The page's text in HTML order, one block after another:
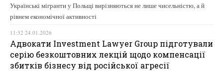
Українські мігранти у Польщі вирізняються не лише чисельністю, а й
рівнем економічної активності
11:32 24.01.2026
Адвокати Investment Lawyer Group підготували
серію безкоштовних лекцій щодо компенсації
збитків бізнесу від російської агресії